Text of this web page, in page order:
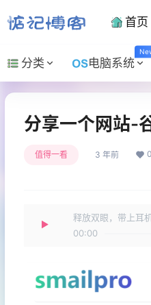
首页
分类 电脑系统
分享一个网站-
值得一看 3 年前 0
释放双眼，带上耳
00:00